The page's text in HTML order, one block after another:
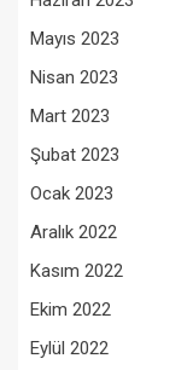
Mayıs 2023
Nisan 2023
Mart 2023
Şubat 2023
Ocak 2023
Aralık 2022
Kasım 2022
Ekim 2022
Eylül 2022